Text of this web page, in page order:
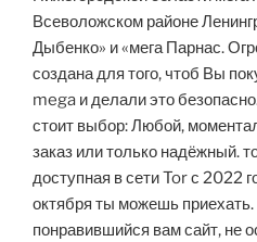
Всеволожском районе
Дыбенко» и «мега Парнас.
создана для того, чтоб Вы
mega и делали это
стоит выбор: Любой,
заказ или только надёжный.
доступная в сети Tor с 2022
октября ты можешь
понравившийся вам сайт, не